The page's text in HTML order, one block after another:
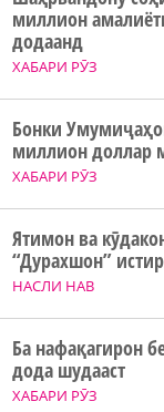
ХАБАРИ РӮЗ
миллион
додаанд
ХАБАРИ РӮЗ
Бонки
миллион доллар
НАСЛИ НАВ
Ятимон ва
“Дурахшон”
ХАБАРИ РӮЗ
Ба нафақагирон
дода шудааст